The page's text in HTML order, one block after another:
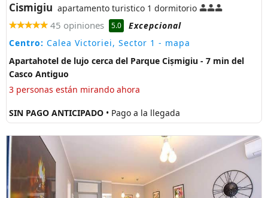
Cismigiu apartamento turistico 1 dormitorio
45 opiniones 5.0
Excepcional
Centro: Calea Victoriei, Sector 1 - mapa
Apartahotel de lujo cerca del Parque Cișmigiu - 7 min del
Casco Antiguo
3 personas están mirando ahora
SIN PAGO ANTICIPADO • Pago a la llegada